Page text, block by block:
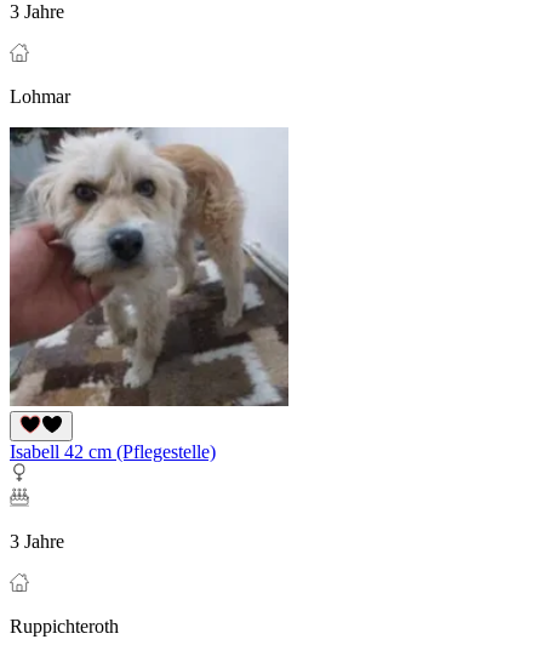
3 Jahre
Lohmar
Isabell 42 cm (Pflegestelle)
3 Jahre
Ruppichteroth